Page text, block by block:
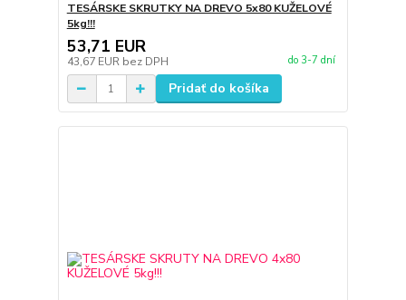
TESÁRSKE SKRUTKY NA DREVO 5x80 KUŽELOVÉ
5kg!!!
53,71 EUR
43,67 EUR bez DPH do 3-7 dní
Pridať do košíka